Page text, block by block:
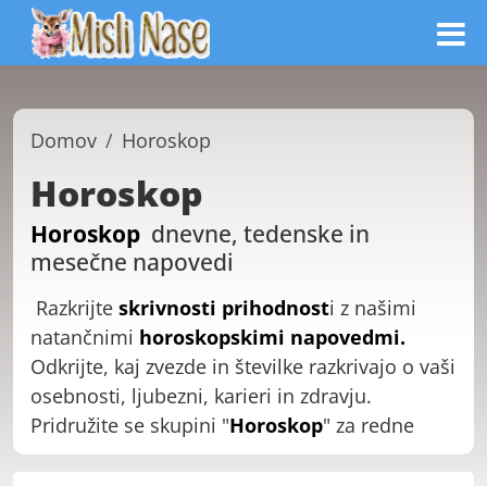
Domov Horoskop
Horoskop
Horoskop dnevne, tedenske in
mesečne napovedi
Razkrijte skrivnosti prihodnosti z našimi
natančnimi horoskopskimi napovedmi.
Odkrijte, kaj zvezde in številke razkrivajo o vaši
osebnosti, ljubezni, karieri in zdravju.
Pridružite se skupini "Horoskop" za redne
mesečne, tedenske in dnevneastrološke